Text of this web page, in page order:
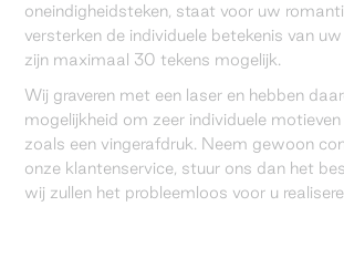
oneindigheidsteken, staat voor uw
versterken de individuele betekenis van
zijn maximaal 30 tekens mogelijk.
Wij graveren met een laser en hebben
mogelijkheid om zeer individuele motieven
zoals een vingerafdruk. Neem gewoon
onze klantenservice, stuur ons dan het
wij zullen het probleemloos voor u